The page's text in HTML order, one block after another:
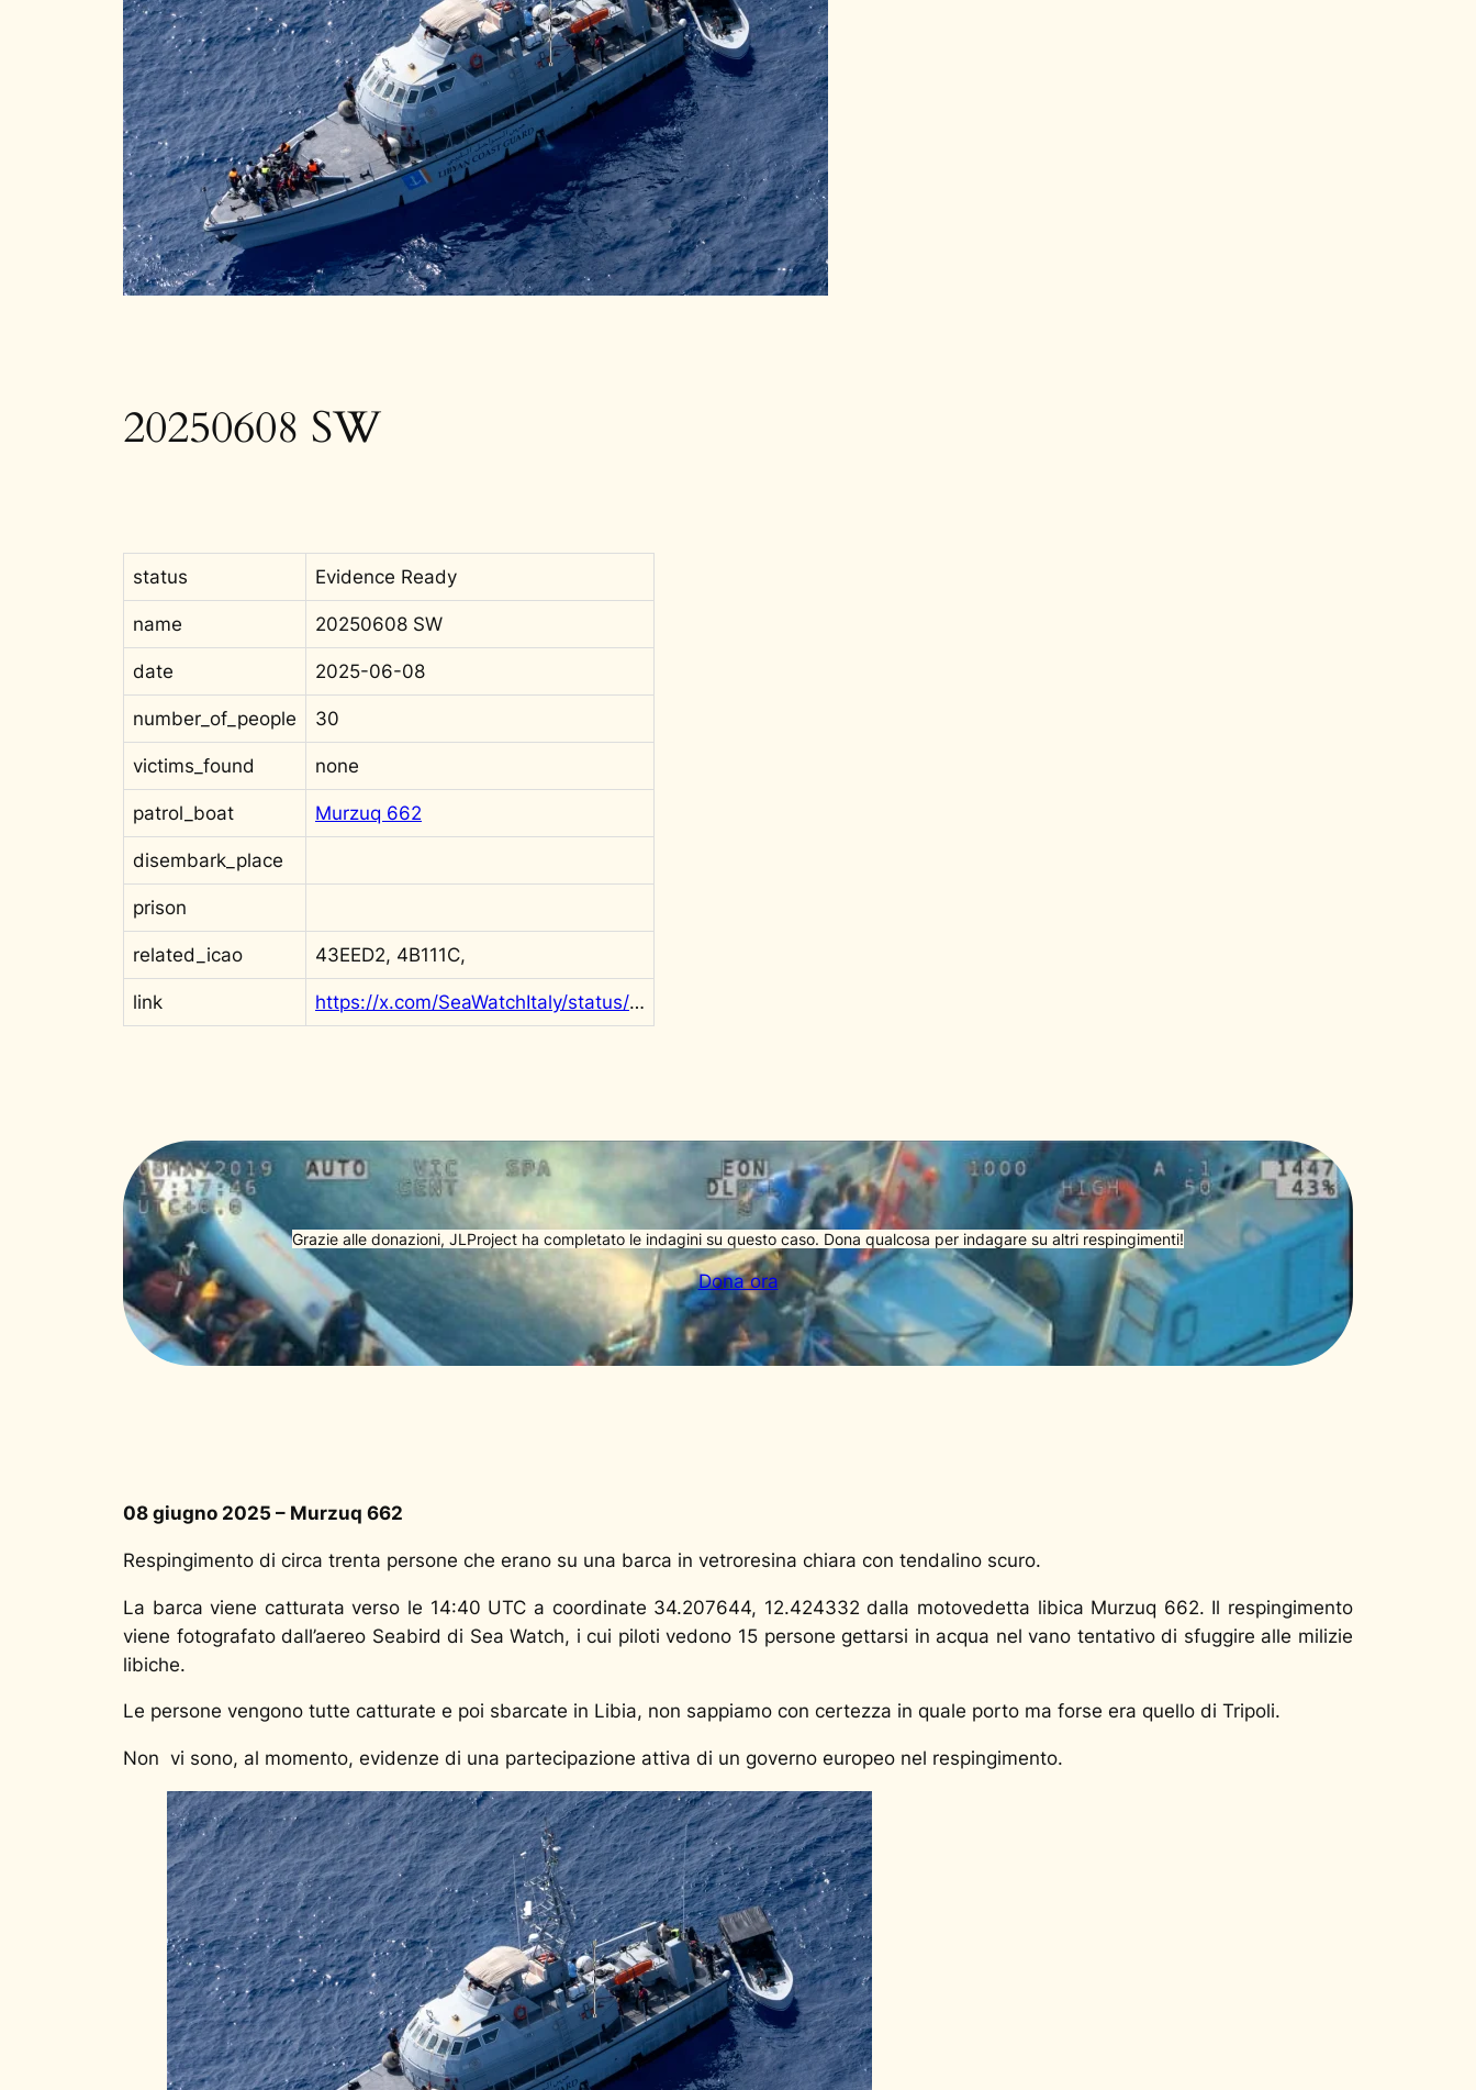
20250608 SW
status Evidence Ready
name 20250608 SW
date 2025-06-08
number_of_people 30
victims_found none
patrol_boat Murzuq 662
disembark_place
prison
related_icao 43EED2, 4B111C,
link https://x.com/SeaWatchItaly/status/1931729872025747528
Grazie alle donazioni, JLProject ha completato le indagini su questo caso. Dona qualcosa per indagare su altri respingimenti!
Dona ora
08 giugno 2025 – Murzuq 662
Respingimento di circa trenta persone che erano su una barca in vetroresina chiara con tendalino scuro.
La barca viene catturata verso le 14:40 UTC a coordinate 34.207644, 12.424332 dalla motovedetta libica Murzuq 662. Il respingimento
viene fotografato dall’aereo Seabird di Sea Watch, i cui piloti vedono 15 persone gettarsi in acqua nel vano tentativo di sfuggire alle milizie
libiche.
Le persone vengono tutte catturate e poi sbarcate in Libia, non sappiamo con certezza in quale porto ma forse era quello di Tripoli.
Non vi sono, al momento, evidenze di una partecipazione attiva di un governo europeo nel respingimento.